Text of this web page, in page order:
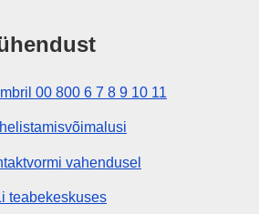
00 800 6 7 8 9 10 11
vahendusel
teabekeskuses